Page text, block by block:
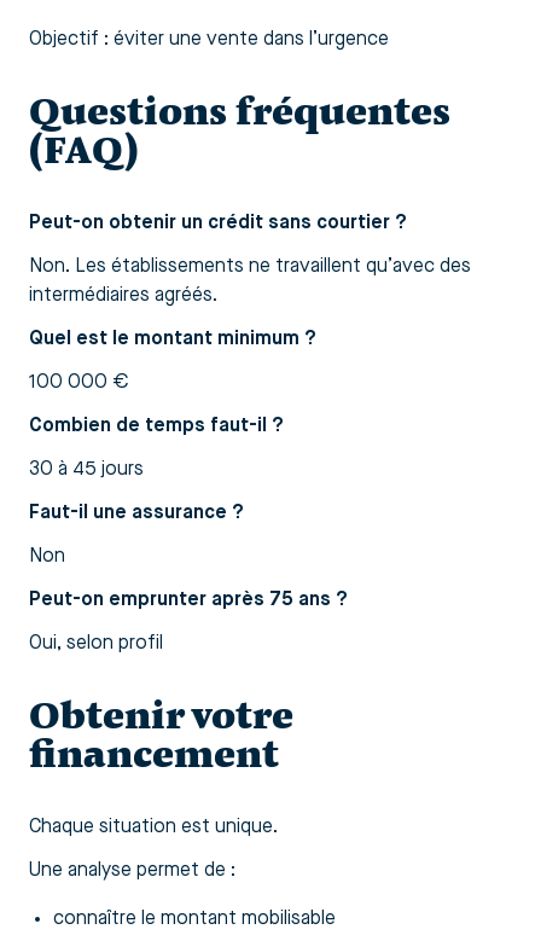
Objectif : éviter une vente dans l’urgence
Questions fréquentes
(FAQ)
Peut-on obtenir un crédit sans courtier ?
Non. Les établissements ne travaillent qu’avec des
intermédiaires agréés.
Quel est le montant minimum ?
100 000 €
Combien de temps faut-il ?
30 à 45 jours
Faut-il une assurance ?
Non
Peut-on emprunter après 75 ans ?
Oui, selon profil
Obtenir votre
financement
Chaque situation est unique.
Une analyse permet de :
connaître le montant mobilisable